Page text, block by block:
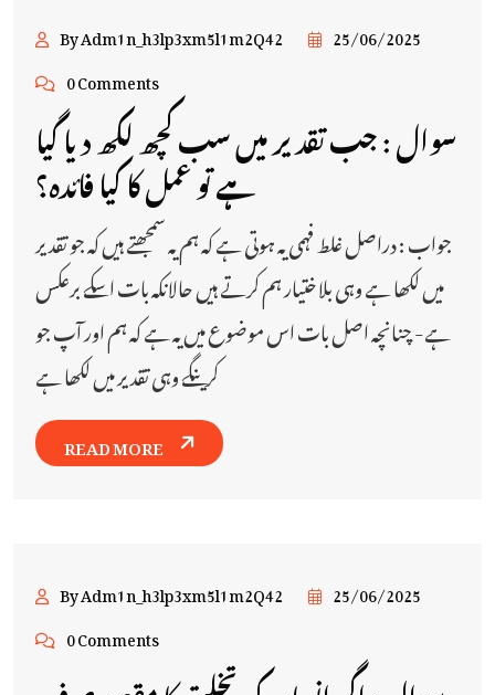
By Adm1n_h3lp3xm5l1m2Q42
25/06/2025
0 Comments
سوال : جب تقدیر میں سب کچھ لکھ دیا گیا
ہے تو عمل کا کیا فائدہ؟
جواب : دراصل غلط فہمی یہ ہوتی ہے کہ ہم یہ سمجھتے ہیں کہ جو تقدیر
میں لکھا ہے وہی بلاختیار ہم کرتے ہیں حالانکہ بات اسکے برعکس
ہے- چنانچہ اصل بات اس موضوع میں یہ ہے کہ ہم اور آپ جو
کرینگے وہی تقدیر میں لکھا ہے
READ MORE
By Adm1n_h3lp3xm5l1m2Q42
25/06/2025
0 Comments